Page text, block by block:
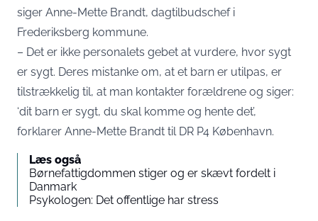
siger Anne-Mette Brandt, dagtilbudschef i
Frederiksberg kommune.
– Det er ikke personalets gebet at vurdere, hvor sygt
er sygt. Deres mistanke om, at et barn er utilpas, er
tilstrækkelig til, at man kontakter forældrene og siger:
‘dit barn er sygt, du skal komme og hente det’,
forklarer Anne-Mette Brandt til DR P4 København.
Læs også
Børnefattigdommen stiger og er skævt fordelt i
Danmark
Psykologen: Det offentlige har stress